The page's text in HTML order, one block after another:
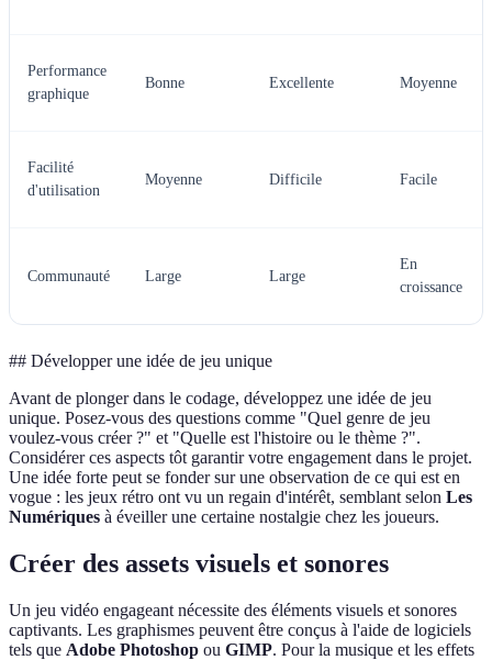
Performance
graphique
Bonne Excellente Moyenne
Facilité
d'utilisation
Moyenne Difficile Facile
Communauté Large Large
En
croissance
## Développer une idée de jeu unique
Avant de plonger dans le codage, développez une idée de jeu
unique. Posez-vous des questions comme "Quel genre de jeu
voulez-vous créer ?" et "Quelle est l'histoire ou le thème ?".
Considérer ces aspects tôt garantir votre engagement dans le projet.
Une idée forte peut se fonder sur une observation de ce qui est en
vogue : les jeux rétro ont vu un regain d'intérêt, semblant selon Les
Numériques à éveiller une certaine nostalgie chez les joueurs.
Créer des assets visuels et sonores
Un jeu vidéo engageant nécessite des éléments visuels et sonores
captivants. Les graphismes peuvent être conçus à l'aide de logiciels
tels que Adobe Photoshop ou GIMP. Pour la musique et les effets